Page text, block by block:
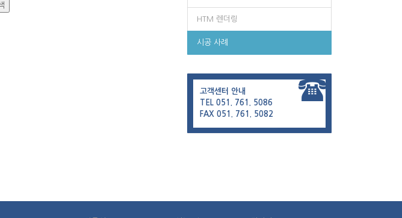
HTM 렌더링
시공 사례
고객센터 안내
TEL 051. 761. 5086
FAX 051. 761. 5082